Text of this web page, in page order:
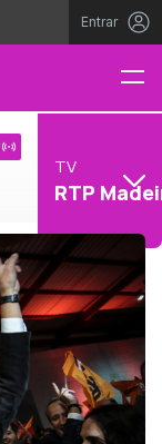
Entrar
TV
RTP